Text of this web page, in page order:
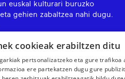
euskal kulturari buruzko
gehien zabaltzea nahi dugu.
cookieak erabiltzen ditu
pertsonalizatzeko eta gure trafikoa
ere partekatzen dugu gure